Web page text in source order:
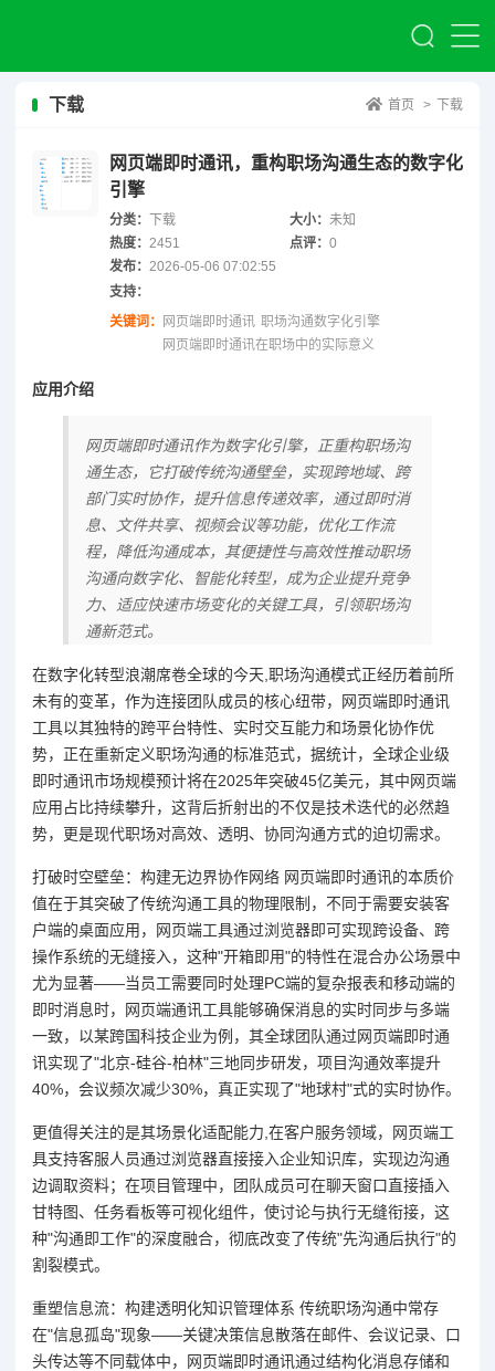
下载 首页 > 下载
网页端即时通讯，重构职场沟通生态的数字化
引擎
分类： 下载 大小：未知
热度： 2451 点评：0
发布： 2026-05-06 07:02:55
支持：
关键词：
网页端即时通讯 职场沟通数字化引擎
网页端即时通讯在职场中的实际意义
应用介绍
网页端即时通讯作为数字化引擎，正重构职场沟
通生态，它打破传统沟通壁垒，实现跨地域、跨
部门实时协作，提升信息传递效率，通过即时消
息、文件共享、视频会议等功能，优化工作流
程，降低沟通成本，其便捷性与高效性推动职场
沟通向数字化、智能化转型，成为企业提升竞争
力、适应快速市场变化的关键工具，引领职场沟
通新范式。
在数字化转型浪潮席卷全球的今天,职场沟通模式正经历着前所
未有的变革，作为连接团队成员的核心纽带，网页端即时通讯
工具以其独特的跨平台特性、实时交互能力和场景化协作优
势，正在重新定义职场沟通的标准范式，据统计，全球企业级
即时通讯市场规模预计将在2025年突破45亿美元，其中网页端
应用占比持续攀升，这背后折射出的不仅是技术迭代的必然趋
势，更是现代职场对高效、透明、协同沟通方式的迫切需求。
打破时空壁垒：构建无边界协作网络 网页端即时通讯的本质价
值在于其突破了传统沟通工具的物理限制，不同于需要安装客
户端的桌面应用，网页端工具通过浏览器即可实现跨设备、跨
操作系统的无缝接入，这种"开箱即用"的特性在混合办公场景中
尤为显著——当员工需要同时处理PC端的复杂报表和移动端的
即时消息时，网页端通讯工具能够确保消息的实时同步与多端
一致，以某跨国科技企业为例，其全球团队通过网页端即时通
讯实现了"北京-硅谷-柏林"三地同步研发，项目沟通效率提升
40%，会议频次减少30%，真正实现了"地球村"式的实时协作。
更值得关注的是其场景化适配能力,在客户服务领域，网页端工
具支持客服人员通过浏览器直接接入企业知识库，实现边沟通
边调取资料；在项目管理中，团队成员可在聊天窗口直接插入
甘特图、任务看板等可视化组件，使讨论与执行无缝衔接，这
种"沟通即工作"的深度融合，彻底改变了传统"先沟通后执行"的
割裂模式。
重塑信息流：构建透明化知识管理体系 传统职场沟通中常存
在"信息孤岛"现象——关键决策信息散落在邮件、会议记录、口
头传达等不同载体中，网页端即时通讯通过结构化消息存储和